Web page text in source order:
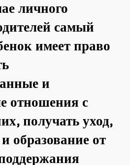
личного
самый
имеет право
и
отношения с
получать уход,
образование от